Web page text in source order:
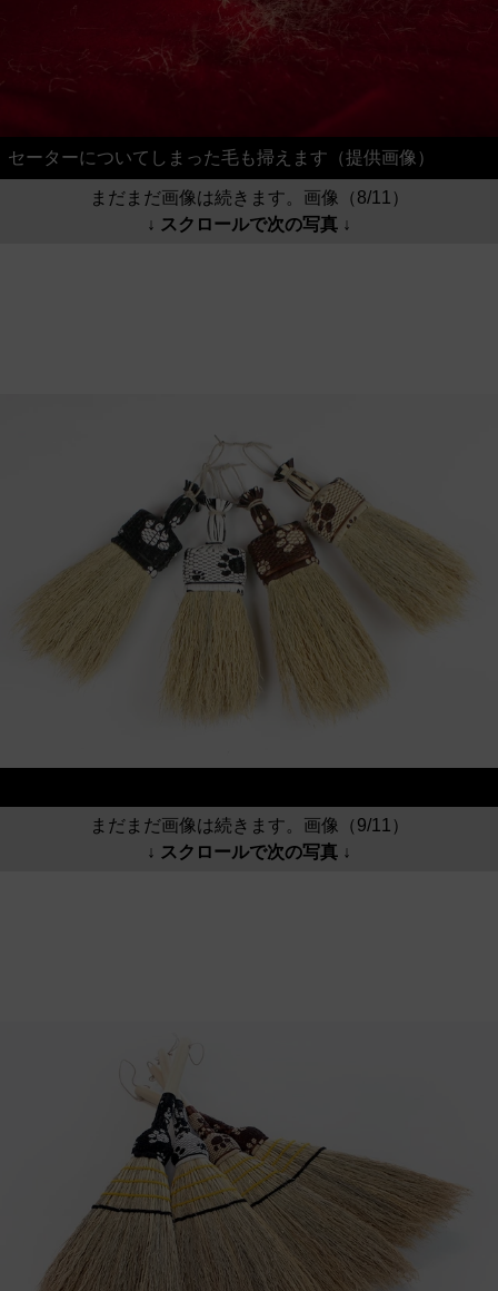
セーターについてしまった毛も掃えます（提供画像）
まだまだ画像は続きます。画像（8/11）
↓ スクロールで次の写真 ↓
まだまだ画像は続きます。画像（9/11）
↓ スクロールで次の写真 ↓